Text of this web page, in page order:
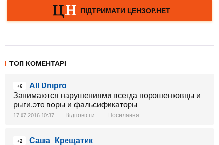
ТОП КОМЕНТАРІ
+6
All Dnipro
Занимаются нарушениями всегда порошенковцы и
рыги,это воры и фальсификаторы
17.07.2016 10:37 Відповісти Посилання
+2
Саша_Крещатик